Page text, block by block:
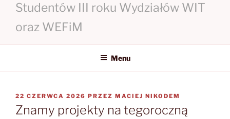
Studentów III roku Wydziałów WIT
oraz WEFiM
Menu
OPUBLIKOWANE
W
22 CZERWCA 2026 PRZEZ MACIEJ NIKODEM
Znamy projekty na tegoroczną